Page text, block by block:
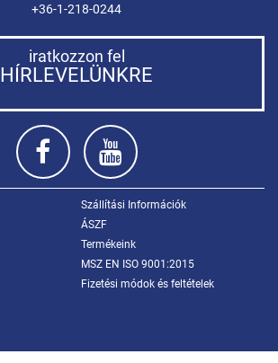
+36-1-218-0244
iratkozzon fel
HÍRLEVELÜNKRE
Szállítási Információk
ÁSZF
Termékeink
MSZ EN ISO 9001:2015
Fizetési módok és feltételek